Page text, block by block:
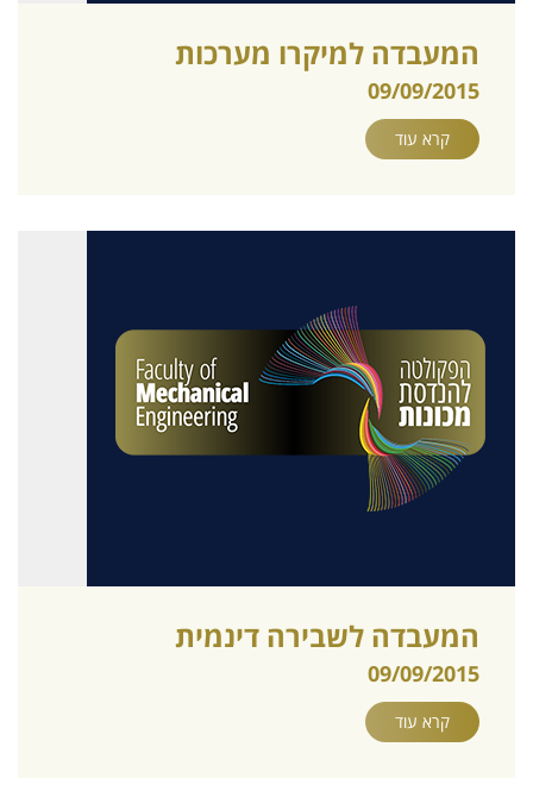
המעבדה למיקרו מערכות
09/09/2015
קרא עוד
המעבדה לשבירה דינמית
09/09/2015
קרא עוד